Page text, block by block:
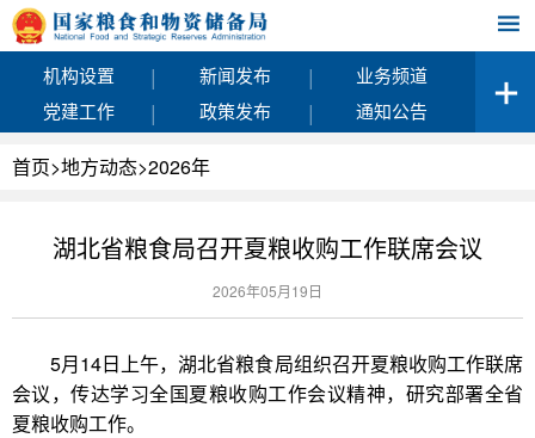
机构设置 | 新闻发布 |
业务频道
党建工作
| 政策发布 | 通知公告
首页>地方动态>2026年
湖北省粮食局召开夏粮收购工作联席会议
2026年05月19日
5月14日上午，湖北省粮食局组织召开夏粮收购工作联席
会议，传达学习全国夏粮收购工作会议精神，研究部署全省
夏粮收购工作。